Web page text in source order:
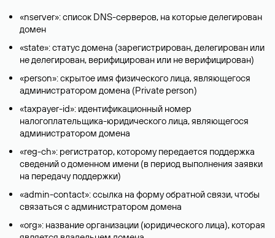
«nserver»: список DNS-серверов, на которые делегирован
домен
«state»: статус домена (зарегистрирован, делегирован или
не делегирован, верифицирован или не верифицирован)
«person»: скрытое имя физического лица, являющегося
администратором домена (Privatе person)
«taxpayer-id»: идентификационный номер
налогоплательщика-юридического лица, являющегося
администратором домена
«reg-ch»: регистратор, которому передается поддержка
сведений о доменном имени (в период выполнения заявки
на передачу поддержки)
«admin-contact»: ссылка на форму обратной связи, чтобы
связаться с администратором домена
«org»: название организации (юридического лица), которая